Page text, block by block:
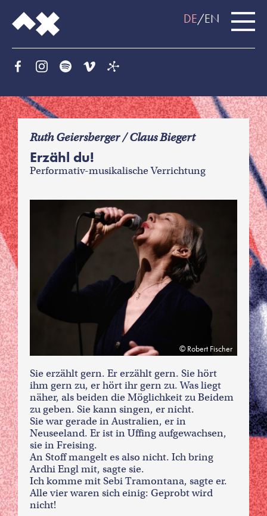
DE EN
f
Ruth Geiersberger / Claus Biegert
Erzähl du!
Performativ-musikalische Verrichtung
Robert Fischer
Sie erzählt gern. Er erzählt gern. Sie hört
ihm gern zu, er hört ihr gern zu. Was liegt
näher, als beiden die Möglichkeit zu Beidem
zu geben. Sie kann singen, er nicht.
Sie war gerade in Australien, er in
Neuseeland. Er ist in Uffing aufgewachsen,
sie in Freising.
An Stoff mangelt es also nicht. Ich bring
Ardhi Engl mit, sagte sie.
Ich komme mit Sebi Tramontana, sagte er.
Alle vier waren sich einig: Geprobt wird
nicht!